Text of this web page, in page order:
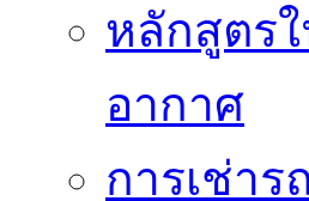
หลักสูตร
อากาศ
การเช่า